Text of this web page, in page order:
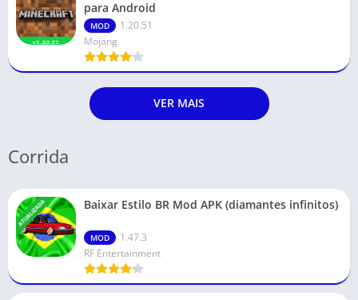
para Android
MOD
1.20.51
Mojang
VER MAIS
Corrida
ATUALIZADA Baixar Estilo BR Mod APK (diamantes infinitos)
MOD
1.47.3
RF Entertainment